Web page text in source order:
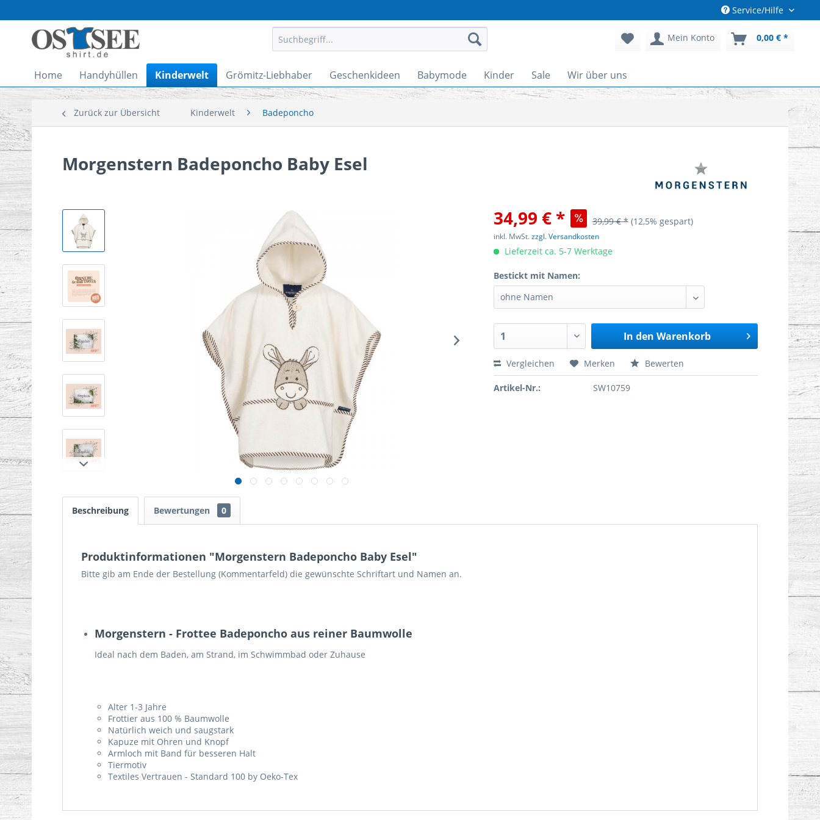
Service/Hilfe
Mein Konto 0,00 € *
Home Handyhüllen Kinderwelt Grömitz-Liebhaber Geschenkideen Babymode Kinder Sale Wir über uns
Zurück zur Übersicht Kinderwelt Badeponcho
Morgenstern Badeponcho Baby Esel
34,99 € * 39,99 € * (12,5% gespart)
inkl. MwSt.zzgl. Versandkosten
Lieferzeit ca. 5-7 Werktage
Bestickt mit Namen:
In den Warenkorb
Vergleichen Merken Bewerten
Artikel-Nr.: SW10759
Beschreibung Bewertungen 0
Produktinformationen "Morgenstern Badeponcho Baby Esel"
Bitte gib am Ende der Bestellung (Kommentarfeld) die gewünschte Schriftart und Namen an.
Morgenstern - Frottee Badeponcho aus reiner Baumwolle
Ideal nach dem Baden, am Strand, im Schwimmbad oder Zuhause
Alter 1-3 Jahre
Frottier aus 100 % Baumwolle
Natürlich weich und saugstark
Kapuze mit Ohren und Knopf
Armloch mit Band für besseren Halt
Tiermotiv
Textiles Vertrauen - Standard 100 by Oeko-Tex